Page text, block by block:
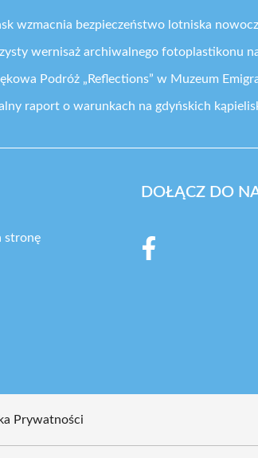
wzmacnia bezpieczeństwo lotniska
wernisaż archiwalnego fotoplastikonu
Podróż „Reflections” w Muzeum
raport o warunkach na gdyńskich
stronę
DOŁĄCZ DO
Prywatności